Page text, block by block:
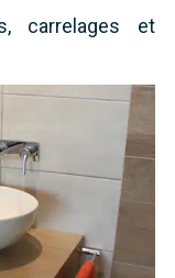
carrelages et